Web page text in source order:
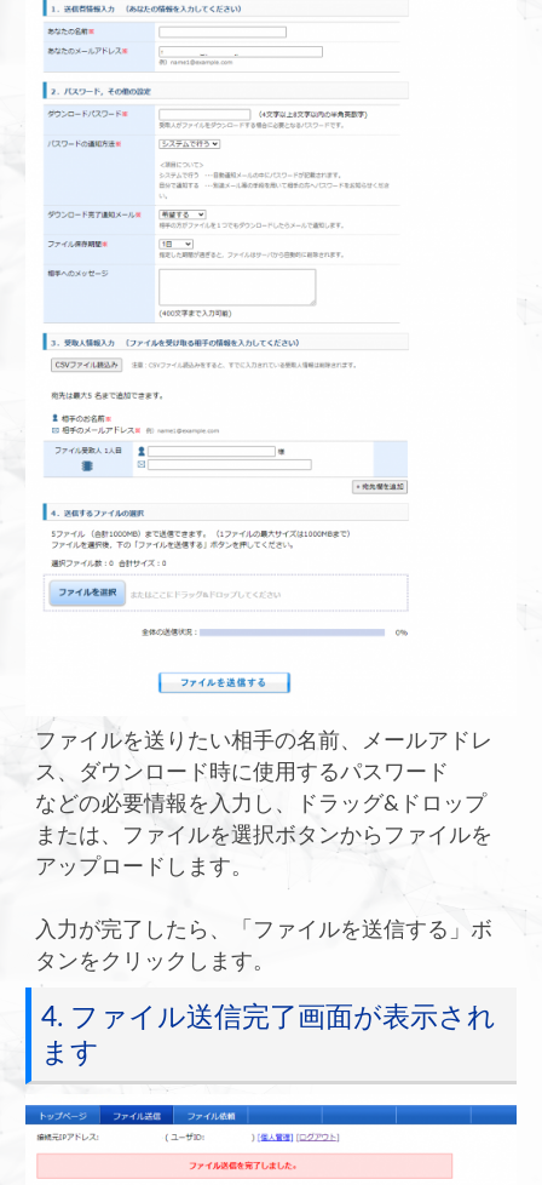
ファイルを送りたい相手の名前、メールアドレ
ス、ダウンロード時に使用するパスワード
などの必要情報を入力し、ドラッグ&ドロップ
または、ファイルを選択ボタンからファイルを
アップロードします。
入力が完了したら、「ファイルを送信する」ボ
タンをクリックします。
4. ファイル送信完了画面が表示され
ます